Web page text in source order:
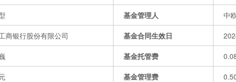
基金管理人 中
商银行股份有限公司 基金合同生效日
基金托管费
基金管理费